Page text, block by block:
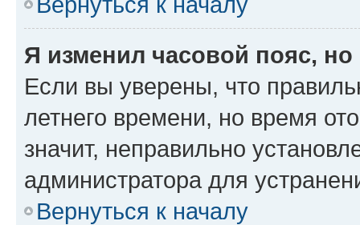
Я изменил часовой пояс,
Если вы уверены, что
летнего времени, но время
значит, неправильно
администратора для
Вернуться к началу